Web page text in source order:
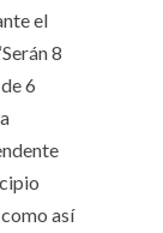
el
8
6
así